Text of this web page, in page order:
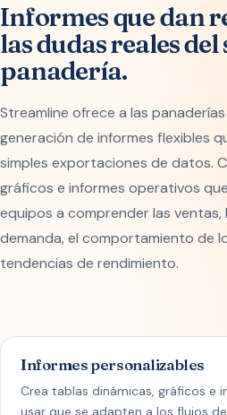
Informes que dan
las dudas reales del
panadería.
Streamline ofrece a las
generación de informes flexibles
simples exportaciones de datos.
gráficos e informes operativos
equipos a comprender las
demanda, el comportamiento de
tendencias de rendimiento.
Informes personalizables
Crea tablas dinámicas, gráficos e
usar que se adapten a los flujos